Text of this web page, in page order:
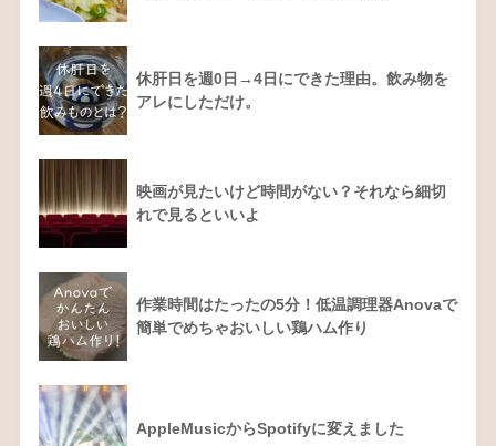
休肝日を週0日→4日にできた理由。飲み物を
アレにしただけ。
映画が見たいけど時間がない？それなら細切
れで見るといいよ
作業時間はたったの5分！低温調理器Anovaで
簡単でめちゃおいしい鶏ハム作り
AppleMusicからSpotifyに変えました